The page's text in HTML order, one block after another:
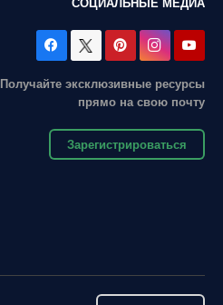
Получайте эксклюзивные ресурсы
прямо на свою почту
Зарегистрироваться